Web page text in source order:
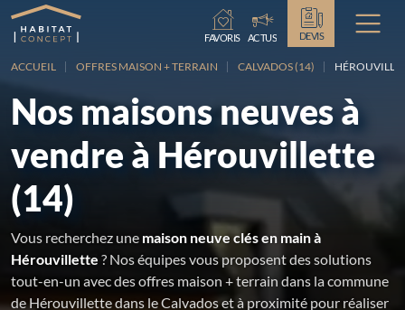
Chargement...
FAVORIS
ACTUS DEVIS
ACCUEIL OFFRES MAISON + TERRAIN CALVADOS (14)
Nos maisons neuves à
vendre à Hérouvillette
(14)
Vous recherchez une maison neuve clés en main à
Hérouvillette ? Nos équipes vous proposent des solutions
tout-en-un avec des offres maison + terrain dans la commune
de Hérouvillette dans le Calvados et à proximité pour réaliser